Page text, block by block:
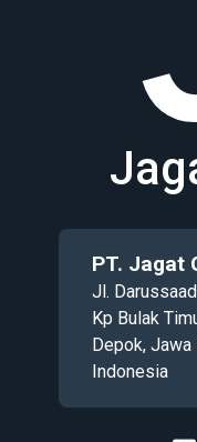
PT. Jagat
Jl.
Kp Bulak
Depok,
Indonesia